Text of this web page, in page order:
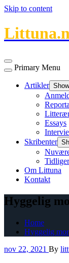
Skip to content
Primary Menu
Artikler
Essays
Skribenter
Om Littuna
Kontakt
Hyggelig
Home
Hyggelig
nov 22, 2021 By